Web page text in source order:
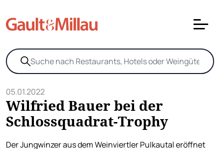
05.01.2022
Wilfried Bauer bei der
Schlossquadrat-Trophy
Der Jungwinzer aus dem Weinviertler Pulkautal eröffnet